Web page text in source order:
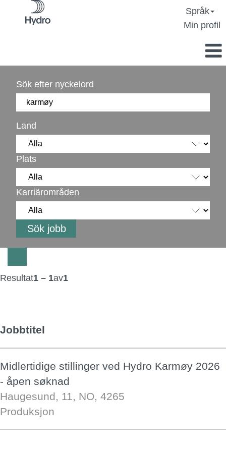
Språk
Min profil
Sök efter nyckelord
Land
Plats
Karriärområden
Resultat1 – 1av1
Jobbtitel
Midlertidige stillinger ved Hydro Karmøy 2026
- åpen søknad
Haugesund, 11, NO, 4265
Produksjon